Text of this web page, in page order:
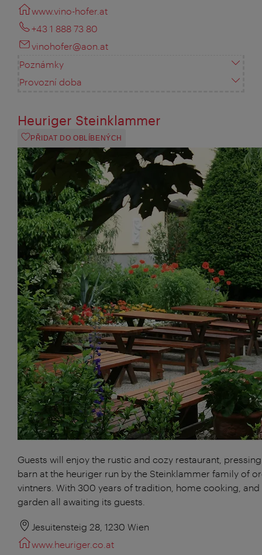
www.vino-hofer.at
+43 1 888 73 80
vinohofer@aon.at
Poznámky
Provozní doba
Heuriger Steinklammer
PŘIDAT DO OBLÍBENÝCH
Guests will enjoy the rustic and cozy restaurant,
barn at the heuriger run by the Steinklammer family of
vintners. With 300 years of tradition, home cooking,
garden all awaiting its guests.
Jesuitensteig 28, 1230 Wien
www.heuriger.co.at